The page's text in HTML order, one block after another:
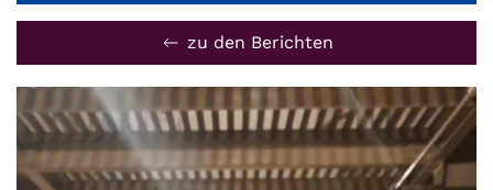
zu den Berichten